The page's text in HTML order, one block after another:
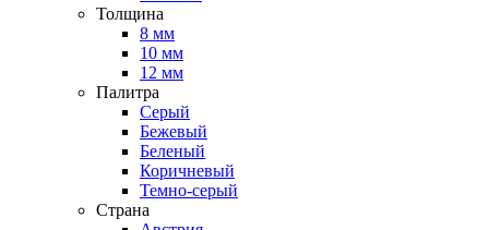
Толщина
8 мм
10 мм
12 мм
Палитра
Серый
Бежевый
Беленый
Коричневый
Темно-серый
Страна